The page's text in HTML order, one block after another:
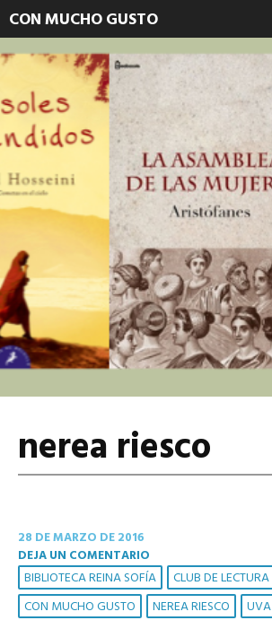
CON MUCHO GUSTO
nerea riesco
28 DE MARZO DE 2016
DEJA UN COMENTARIO
BIBLIOTECA REINA SOFÍA
CLUB DE LECTURA
CON MUCHO GUSTO
NEREA RIESCO UVA